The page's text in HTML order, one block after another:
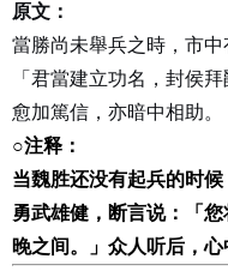
原文：
當勝尚未舉兵之時，市中
「君當建立功名，封侯
愈加篤信，亦暗中相助。
○注释：
当魏胜还没有起兵的时
勇武雄健，断言说：「
晚之间。」众人听后，